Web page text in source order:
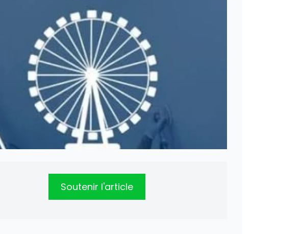
Soutenir l'article